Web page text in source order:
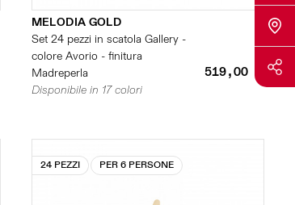
MELODIA GOLD
Set 24 pezzi in scatola Gallery -
colore Avorio - finitura
Madreperla
519,00 €
Disponibile in 17 colori
24 PEZZI PER 6 PERSONE